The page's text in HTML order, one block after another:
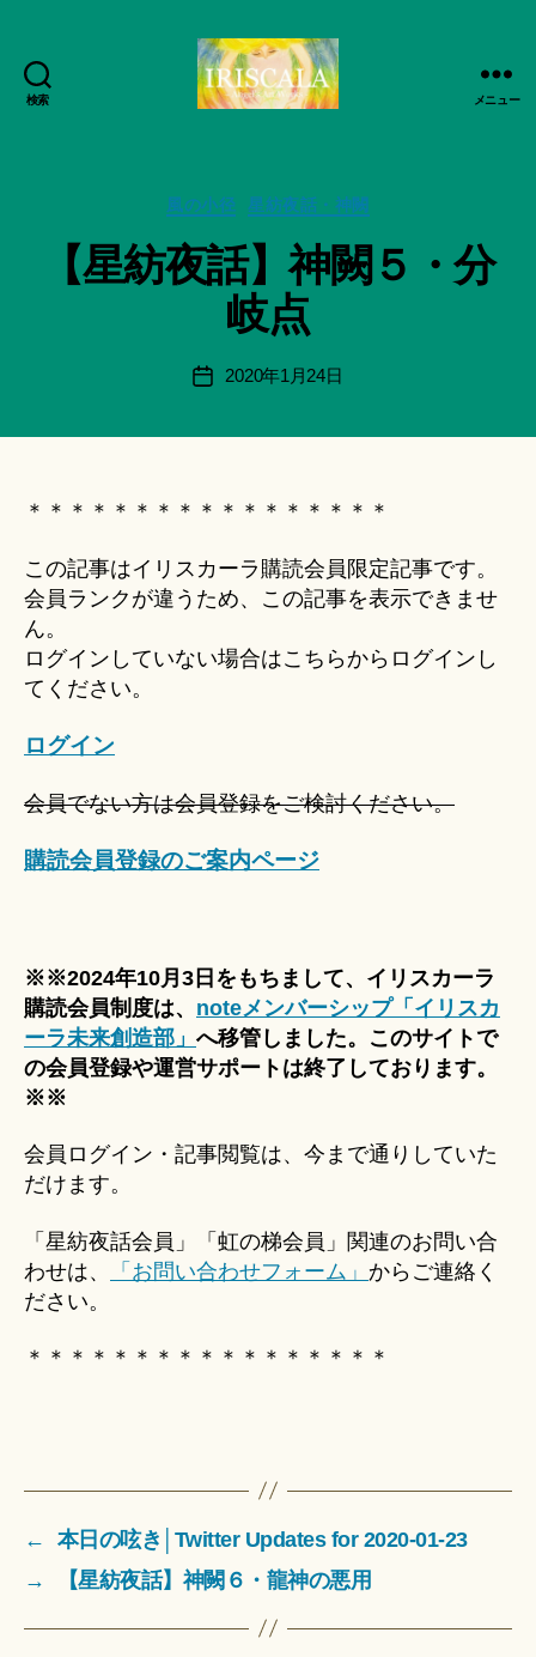
検索
日
動
記
録・
品
IRISCALA
メニュー
カ
リ
ー
風の小径 星紡夜話・神闕
【星紡夜話】神闕５・分
岐点
投
稿
智
日
＊
a
ki
＊
投
2020年1月24日
＊＊＊＊＊＊＊＊＊＊＊＊＊＊＊＊＊
この記事はイリスカーラ購読会員限定記事です。
会員ランクが違うため、この記事を表示できませ
ん。
ログインしていない場合はこちらからログインし
てください。
ログイン
会員でない方は会員登録をご検討ください。
購読会員登録のご案内ページ
※※2024年10月3日をもちまして、イリスカーラ
購読会員制度は、 noteメンバーシップ「イリスカ
ーラ未来創造部」 へ移管しました。このサイトで
の会員登録や運営サポートは終了しております。
※※
会員ログイン・記事閲覧は、今まで通りしていた
だけます。
「星紡夜話会員」「虹の梯会員」関連のお問い合
わせは、
「お問い合わせフォーム」 からご連絡く
ださい。
＊＊＊＊＊＊＊＊＊＊＊＊＊＊＊＊＊
←
本日の呟き│Twitter Updates for 2020-01-23
→
【星紡夜話】神闕６・龍神の悪用